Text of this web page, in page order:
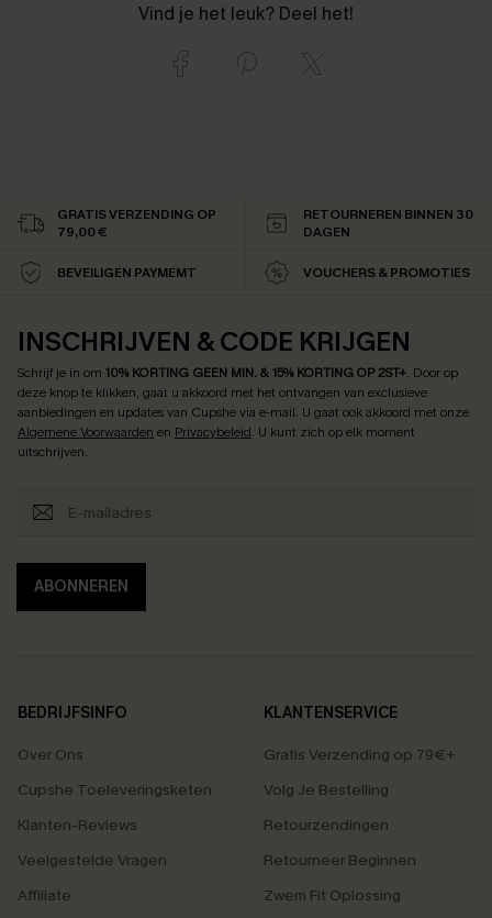
Vind je het leuk? Deel het!
GRATIS VERZENDING OP
79,00 €
RETOURNEREN BINNEN 30
DAGEN
BEVEILIGEN PAYMEMT VOUCHERS & PROMOTIES
INSCHRIJVEN & CODE KRIJGEN
Schrijf je in om 10% KORTING GEEN MIN. & 15% KORTING OP 2ST+. Door op
deze knop te klikken, gaat u akkoord met het ontvangen van exclusieve
aanbiedingen en updates van Cupshe via e-mail. U gaat ook akkoord met onze
Algemene Voorwaarden en Privacybeleid. U kunt zich op elk moment
uitschrijven.
ABONNEREN
BEDRIJFSINFO
Over Ons
Cupshe Toeleveringsketen
Klanten-Reviews
Veelgestelde Vragen
Affiliate
KLANTENSERVICE
Gratis Verzending op 79€+
Volg Je Bestelling
Retourzendingen
Retourneer Beginnen
Zwem Fit Oplossing